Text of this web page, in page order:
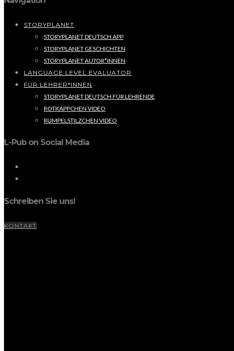
STORYPLANET
STORYPLANET DEUTSCH APP
STORYPLANET GESCHICHTEN
STORYPLANET AUTOR*INNEN
LANGUAGE LEVEL EVALUATOR
FÜR LEHRER*INNEN
STORYPLANET DEUTSCH FÜR LEHRENDE
ROTKÄPPCHEN VIDEO
RUMPELSTILZCHEN VIDEO
L-Pub on Social Media
Schreiben Sie uns!
KONTAKT